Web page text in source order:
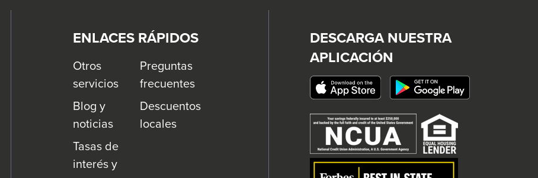
ENLACES RÁPIDOS
Otros
servicios
Preguntas
frecuentes
Blog y
noticias
Descuentos
locales
Tasas de
interés y
DESCARGA NUESTRA
APLICACIÓN
This
link
will
trigger
a
popup